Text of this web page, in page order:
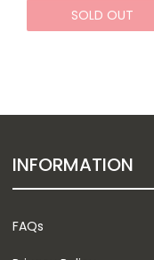
SOLD OUT
INFORMATION
FAQs